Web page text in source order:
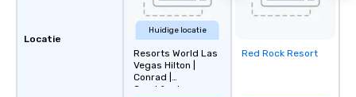
Locatie
Huidige locatie
Resorts World Las
Vegas Hilton |
Conrad |
Crockfords
Removed from
Red Rock Resort